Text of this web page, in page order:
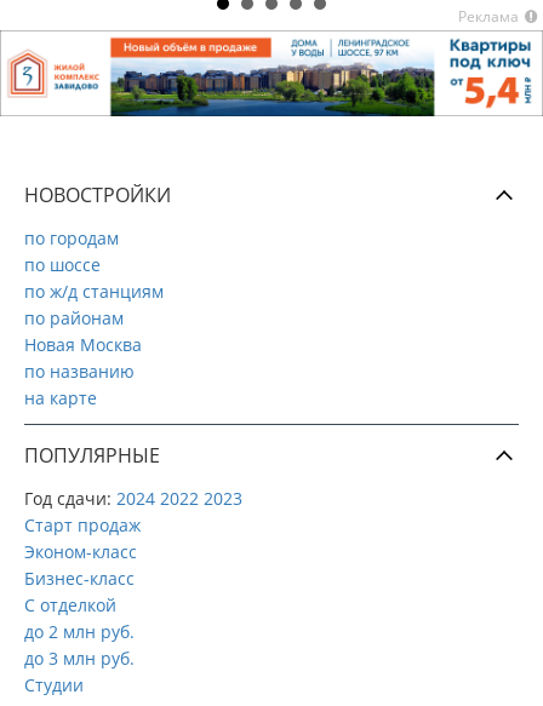
Реклама
НОВОСТРОЙКИ
по городам
по шоссе
по ж/д станциям
по районам
Новая Москва
по названию
на карте
ПОПУЛЯРНЫЕ
Год сдачи: 2024 2022 2023
Старт продаж
Эконом-класс
Бизнес-класс
С отделкой
до 2 млн руб.
до 3 млн руб.
Студии